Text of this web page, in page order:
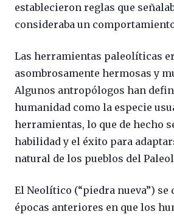
establecieron reglas que
consideraba un
Las herramientas paleolíticas
asombrosamente hermosas y
Algunos antropólogos han
humanidad como la especie
herramientas, lo que de hecho
habilidad y el éxito para
natural de los pueblos del
El Neolítico (“piedra nueva”) se
épocas anteriores en que los